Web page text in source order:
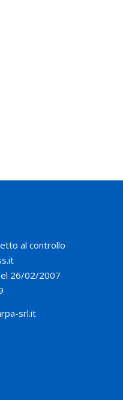
al controllo
26/02/2007
srl.it